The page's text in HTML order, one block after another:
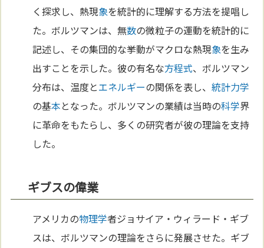
く探求し、熱現象を統計的に理解する方法を提唱し
た。ボルツマンは、無数の微粒子の運動を統計的に
記述し、その集団的な挙動がマクロな熱現象を生み
出すことを示した。彼の有名な方程式、ボルツマン
分布は、温度とエネルギーの関係を表し、統計力学
の基本となった。ボルツマンの業績は当時の科学界
に革命をもたらし、多くの研究者が彼の理論を支持
した。
ギブスの偉業
アメリカの物理学者ジョサイア・ウィラード・ギブ
スは、ボルツマンの理論をさらに発展させた。ギブ